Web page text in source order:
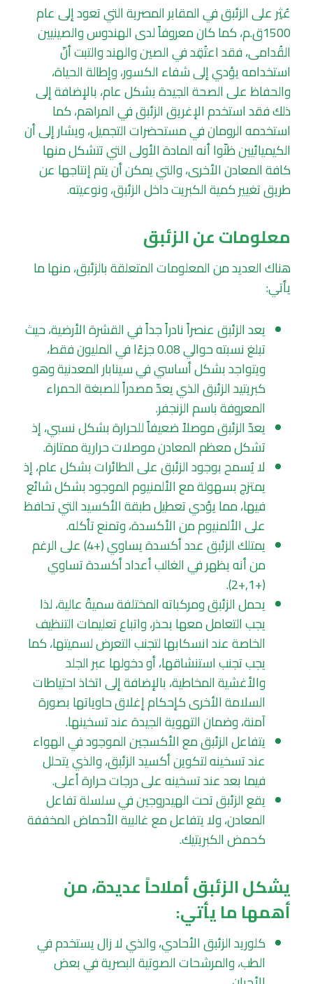
عُثِر على الزئبق في المقابر المصرية التي تعود إلى عام
1500ق.م، كما كان معروفاً لدى الهندوس والصينيين
القُدامى، فقد اعتُقِد في الصين والهند والتبت أنّ
استخدامه يؤدي إلى شفاء الكسور، وإطالة الحياة،
والحفاظ على الصحة الجيدة بشكل عام، بالإضافة إلى
ذلك فقد استخدم الإغريق الزئبق في المراهم، كما
استخدمه الرومان في مستحضرات التجميل، ويشار إلى أن
الكيميائيين ظنّوا أنه المادة الأولى التي تتشكل منها
كافة المعادن الأخرى، والتي يمكن أن يتم إنتاجها عن
طريق تغيير كمية الكبريت داخل الزئبق، ونوعيته.
معلومات عن الزئبق
هناك العديد من المعلومات المتعلقة بالزئبق، منها ما
يأتي:
يعد الزئبق عنصراً نادراً جداً في القشرة الأرضية، حيث
تبلغ نسبته حوالي 0.08 جزءًا في المليون فقط،
ويتواجد بشكل أساسي في سينابار المعدنية وهو
كبريتيد الزئبق الذي يعدّ مصدراً للصبغة الحمراء
المعروفة باسم الزنجفر.
يعدّ الزئبق موصلاً ضعيفاً للحرارة بشكل نسبي، إذ
تشكل معظم المعادن موصلات حرارية ممتازة.
لا يُسمح بوجود الزئبق على الطائرات بشكل عام، إذ
يمتزج بسهولة مع الألمنيوم الموجود بشكل شائع
فيها، مما يؤدي تعطيل طبقة الأكسيد التي تحافظ
على الألمنيوم من الأكسدة، وتمنع تأكله.
يمتلك الزئبق عدد أكسدة يساوي (+4) على الرغم
من أنه يظهر في الغالب أعداد أكسدة تساوي
(+1,+2).
يحمل الزئبق ومركباته المختلفة سميةً عالية، لذا
يجب التعامل معها بحذر، واتباع تعليمات التنظيف
الخاصة عند انسكابها لتجنب التعرض لسميتها، كما
يجب تجنب استنشاقها، أو دخولها عبر الجلد
والأغشية المخاطية، بالإضافة إلى اتخاذ احتياطات
السلامة الأخرى كإحكام إغلاق حاوياتها بصورة
آمنة، وضمان التهوية الجيدة عند تسخينها.
يتفاعل الزئبق مع الأكسجين الموجود في الهواء
عند تسخينه لتكوين أكسيد الزئبق، والذي يتحلل
فيما بعد عند تسخينه على درجات حرارة أعلى.
يقع الزئبق تحت الهيدروجين في سلسلة تفاعل
المعادن، ولا يتفاعل مع غالبية الأحماض المخففة
كحمض الكبريتيك.
يشكل الزئبق أملاحاً عديدة، من
أهمها ما يأتي:
كلوريد الزئبق الأحادي، والذي لا زال يستخدم في
الطب، والمرشحات الصوتية البصرية في بعض